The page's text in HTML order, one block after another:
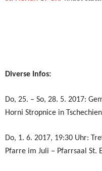
Diverse Infos:
Do, 25. – So, 28. 5. 2017:
Horni Stropnice in
Do, 1. 6. 2017, 19:30 Uhr:
Pfarre im Juli – Pfarrsaal St.